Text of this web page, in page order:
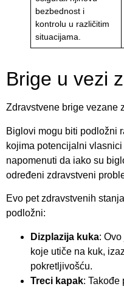
bezbednost i
kontrolu u različitim
situacijama.
Brige u vezi
Zdravstvene brige vezane
Biglovi mogu biti podložni
kojima potencijalni
napomenuti da iako su
određeni zdravstveni
Evo pet zdravstvenih
podložni:
Dizplazija kuka:
koje utiče na kuk,
pokretljivošću.
Treci kapak: Takođe